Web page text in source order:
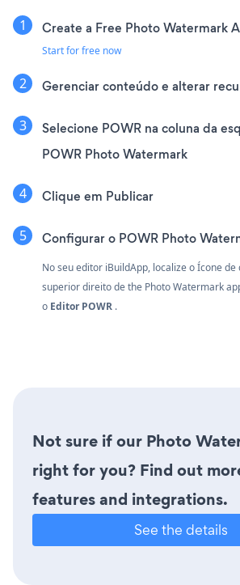
Create a Free Photo Watermark
Start for free now
Gerenciar conteúdo e alterar
Selecione POWR na coluna da
POWR Photo Watermark
Clique em Publicar
Configurar o POWR Photo
No seu editor iBuildApp, localize o Ícone de
superior direito de the Photo Watermark
o Editor POWR .
Not sure if our Photo
right for you? Find out
features and integrations.
See the details